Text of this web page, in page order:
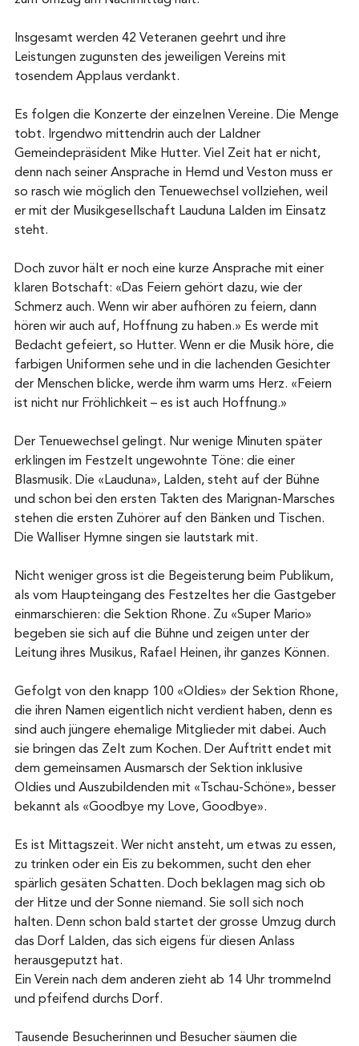
Insgesamt werden 42 Veteranen geehrt und ihre
Leistungen zugunsten des jeweiligen Vereins mit
tosendem Applaus verdankt.
Es folgen die Konzerte der einzelnen Vereine. Die Menge
tobt. Irgendwo mittendrin auch der Laldner
Gemeindepräsident Mike Hutter. Viel Zeit hat er nicht,
denn nach seiner Ansprache in Hemd und Veston muss er
so rasch wie möglich den Tenuewechsel vollziehen, weil
er mit der Musikgesellschaft Lauduna Lalden im Einsatz
steht.
Doch zuvor hält er noch eine kurze Ansprache mit einer
klaren Botschaft: «Das Feiern gehört dazu, wie der
Schmerz auch. Wenn wir aber aufhören zu feiern, dann
hören wir auch auf, Hoffnung zu haben.» Es werde mit
Bedacht gefeiert, so Hutter. Wenn er die Musik höre, die
farbigen Uniformen sehe und in die lachenden Gesichter
der Menschen blicke, werde ihm warm ums Herz. «Feiern
ist nicht nur Fröhlichkeit – es ist auch Hoffnung.»
Der Tenuewechsel gelingt. Nur wenige Minuten später
erklingen im Festzelt ungewohnte Töne: die einer
Blasmusik. Die «Lauduna», Lalden, steht auf der Bühne
und schon bei den ersten Takten des Marignan-Marsches
stehen die ersten Zuhörer auf den Bänken und Tischen.
Die Walliser Hymne singen sie lautstark mit.
Nicht weniger gross ist die Begeisterung beim Publikum,
als vom Haupteingang des Festzeltes her die Gastgeber
einmarschieren: die Sektion Rhone. Zu «Super Mario»
begeben sie sich auf die Bühne und zeigen unter der
Leitung ihres Musikus, Rafael Heinen, ihr ganzes Können.
Gefolgt von den knapp 100 «Oldies» der Sektion Rhone,
die ihren Namen eigentlich nicht verdient haben, denn es
sind auch jüngere ehemalige Mitglieder mit dabei. Auch
sie bringen das Zelt zum Kochen. Der Auftritt endet mit
dem gemeinsamen Ausmarsch der Sektion inklusive
Oldies und Auszubildenden mit «Tschau-Schöne», besser
bekannt als «Goodbye my Love, Goodbye».
Es ist Mittagszeit. Wer nicht ansteht, um etwas zu essen,
zu trinken oder ein Eis zu bekommen, sucht den eher
spärlich gesäten Schatten. Doch beklagen mag sich ob
der Hitze und der Sonne niemand. Sie soll sich noch
halten. Denn schon bald startet der grosse Umzug durch
das Dorf Lalden, das sich eigens für diesen Anlass
herausgeputzt hat.
Ein Verein nach dem anderen zieht ab 14 Uhr trommelnd
und pfeifend durchs Dorf.
Tausende Besucherinnen und Besucher säumen die